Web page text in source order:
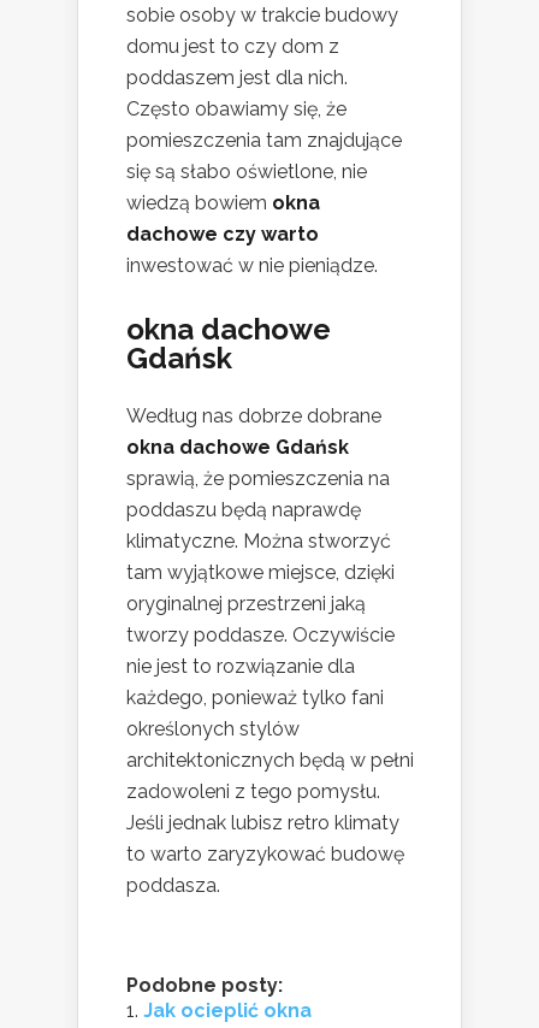
sobie osoby w trakcie budowy
domu jest to czy dom z
poddaszem jest dla nich.
Często obawiamy się, że
pomieszczenia tam znajdujące
się są słabo oświetlone, nie
wiedzą bowiem okna
dachowe czy warto
inwestować w nie pieniądze.
okna dachowe
Gdańsk
Według nas dobrze dobrane
okna dachowe Gdańsk
sprawią, że pomieszczenia na
poddaszu będą naprawdę
klimatyczne. Można stworzyć
tam wyjątkowe miejsce, dzięki
oryginalnej przestrzeni jaką
tworzy poddasze. Oczywiście
nie jest to rozwiązanie dla
każdego, ponieważ tylko fani
określonych stylów
architektonicznych będą w pełni
zadowoleni z tego pomysłu.
Jeśli jednak lubisz retro klimaty
to warto zaryzykować budowę
poddasza.
Podobne posty:
Jak ocieplić okna